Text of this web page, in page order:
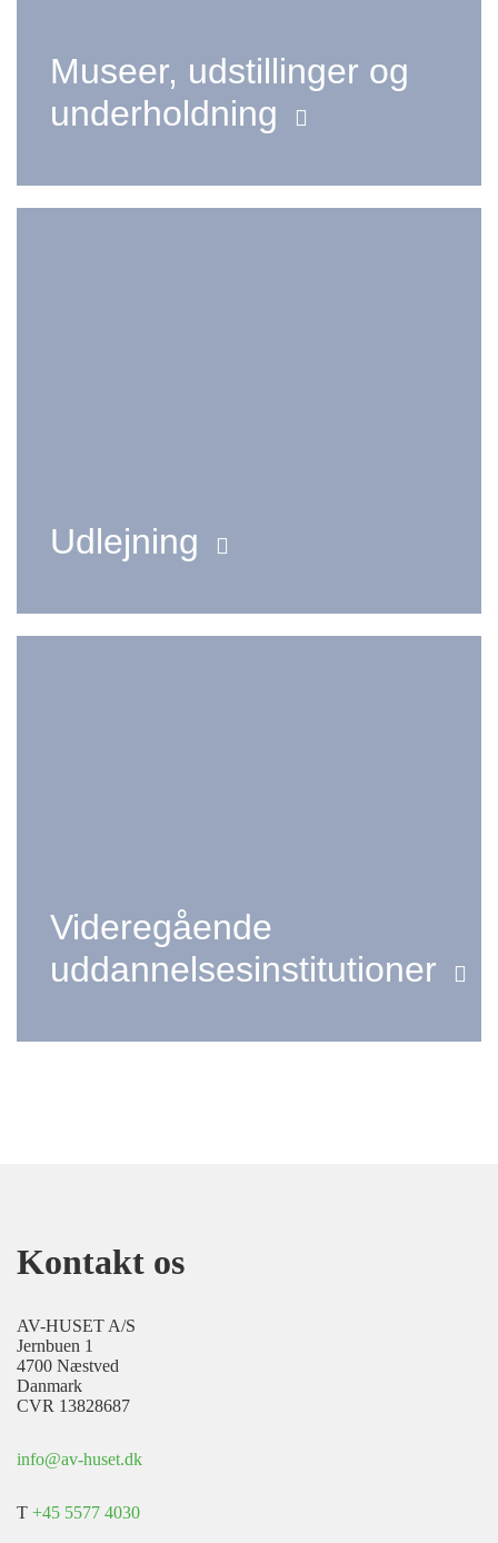
Museer, udstillinger og
underholdning
Udlejning
Videregående
uddannelsesinstitutioner
Kontakt os
AV-HUSET A/S
Jernbuen 1
4700 Næstved
Danmark
CVR 13828687
info@av-huset.dk
T +45 5577 4030